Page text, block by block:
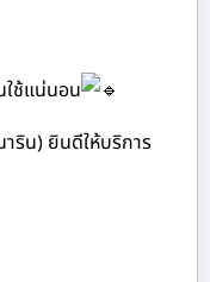
ใช้แน่นอน
าริน) ยินดีให้บริการ